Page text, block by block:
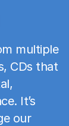
multiple
CDs that
It’s
our